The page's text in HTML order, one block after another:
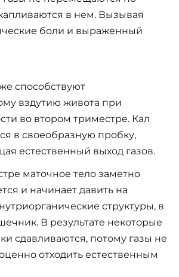
в нем. Вызывая
боли и выраженный
способствуют
вздутию живота при
во втором триместре. Кал
в своеобразную пробку,
естественный выход газов.
маточное тело заметно
и начинает давить на
структуры, в
В результате некоторые
сдавливаются, потому газы не
отходить естественным